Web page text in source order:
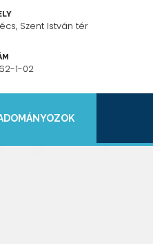
Szent István tér
1-02